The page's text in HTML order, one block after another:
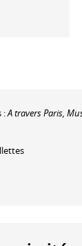
:A travers Paris,